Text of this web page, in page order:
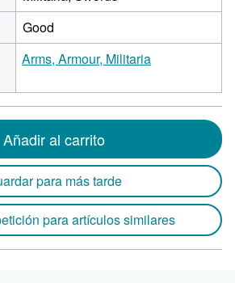
Good
Arms, Armour, Militaria
Añadir al carrito
para más tarde
para artículos similares